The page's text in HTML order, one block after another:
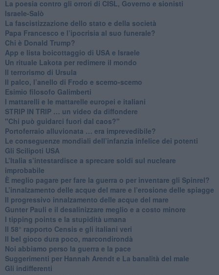
La poesia contro gli orrori di CISL, Governo e sionisti
Israele-Salò
​La fascistizzazione dello stato e della società
Papa Francesco e l’ipocrisia al suo funerale?
​Chi è Donald Trump?
App e lista boicottaggio di USA e Israele
​Un rituale Lakota per redimere il mondo
Il terrorismo di Ursula
​Il palco, l’anello di Frodo e scemo-scemo
Esimio filosofo Galimberti
​I mattarelli e le mattarelle europei e italiani
​STRIP IN TRIP … un video da diffondere
"Chi può guidarci fuori dal caos?"
​Portoferraio alluvionata … era imprevedibile?
Le conseguenze mondiali dell’infanzia infelice dei potenti
​Gli Scilipoti USA
L’Italia s’intestardisce a sprecare soldi sul nucleare
improbabile
È meglio pagare per fare la guerra o per inventare gli Spinrel?
​L’innalzamento delle acque del mare e l’erosione delle spiagge
​Il progressivo innalzamento delle acque del mare
​Gunter Pauli e il desalinizzare meglio e a costo minore
I tipping points e la stupidità umana
​Il 58° rapporto Censis e gli italiani veri
​Il bel gioco dura poco, marcondirondà
Noi abbiamo perso la guerra e la pace
Suggerimenti per Hannah Arendt e La banalità del male
​Gli indifferenti